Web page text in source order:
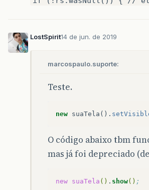
LostSpirit14 de jun. de 2019
marcospaulo.suporte:
Teste.
new suaTela ().
O código abaixo tbm
mas já foi depreciado
new suaTela () . show() ;